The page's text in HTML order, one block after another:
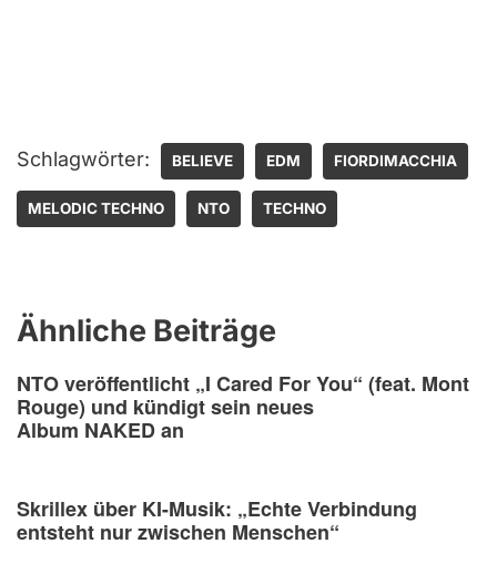
Schlagwörter: BELIEVE EDM FIORDIMACCHIA
MELODIC TECHNO NTO TECHNO
Ähnliche Beiträge
NTO veröffentlicht „I Cared For You“ (feat. Mont
Rouge) und kündigt sein neues
Album NAKED an
Skrillex über KI-Musik: „Echte Verbindung
entsteht nur zwischen Menschen“